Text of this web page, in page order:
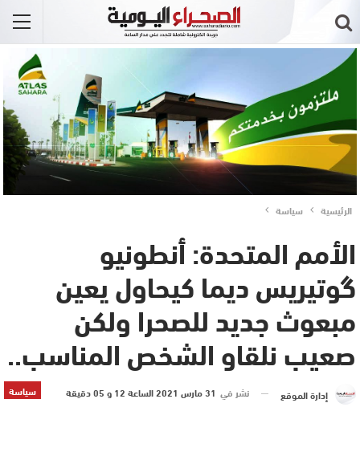
الرئيسية سياسة
الأمم المتحدة: أنطونيو
گوتيريس ديما كيحاول يعين
مبعوث جديد للصحرا ولكن
صعيب نلقاو الشخص المناسب..
سياسة إدارة الموقع نشر في 31 مارس 2021 الساعة 12 و 05 دقيقة